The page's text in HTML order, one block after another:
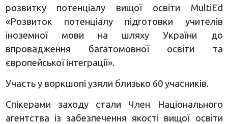
розвитку потенціалу вищої освіти MultiEd
«Розвиток потенціалу підготовки учителів
іноземної мови на шляху України до
впровадження багатомовної освіти та
європейської інтеграції».
Участь у воркшопі узяли близько 60 учасників.
Спікерами заходу стали Член Національного
агентства із забезпечення якості вищої освіти